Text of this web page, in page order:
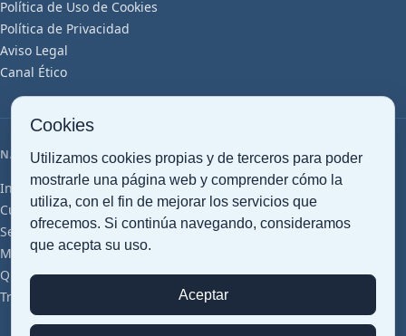
SEGURIDAD JURÍDICA.
ATENCIÓN PERSONALIZADA Y
SEGUIMIENTO CONTINUO.
Política de Uso de Cookies
Política de Privacidad
Aviso Legal
Canal Ético
NAVEGACIÓN
InicioTransporte MarítimoTransporte AéreoTransporte Terrestre
Customs clearance Gestión DocumentalAlmacenaje Inteligente
Servicios Logísticos Cross TradeProyectos CargoPerecederos
Mercancías PeligrosasFarma (GDP)
Quiénes somosSostenibilidadOficinas y RedCertificaciones
Trabaja con Nosotros
ContactoPresupuesto
Cookies
Utilizamos cookies propias y de terceros para poder
mostrarle una página web y comprender cómo la
utiliza, con el fin de mejorar los servicios que
ofrecemos. Si continúa navegando, consideramos
que acepta su uso.
Aceptar